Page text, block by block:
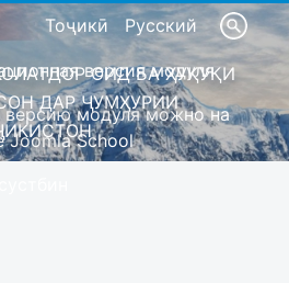
Тоҷикӣ Русский
версия модуля
версию модуля можно на
Joomla School
ОИД БА ҲУҚУҚИ
ДАР ҶУМҲУРИИ